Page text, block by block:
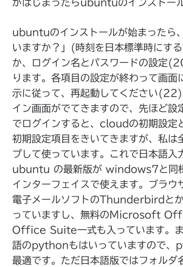
がはじまったらubuntuのインストー
ubuntuのインストールが始まったら
いますか？」(時刻を日本標準時にす
か、ログイン名とパスワードの設定
ります。各項目の設定が終わって画面
示に従って、再起動してください
イン画面がでてきますので、先ほど設
でログインすると、cloudの初期設
初期設定項目をきいてきますが、私は
プして使っています。これで日本語入
ubuntu の最新版が windows7と同
インターフェイスで使えます。ブラ
電子メールソフトのThunderbirdとか
っていますし、無料のMicrosoft
Office Suite一式も入っています。ま
語のpythonもはいっていますので、
最適です。ただ日本語版ではフォルダ